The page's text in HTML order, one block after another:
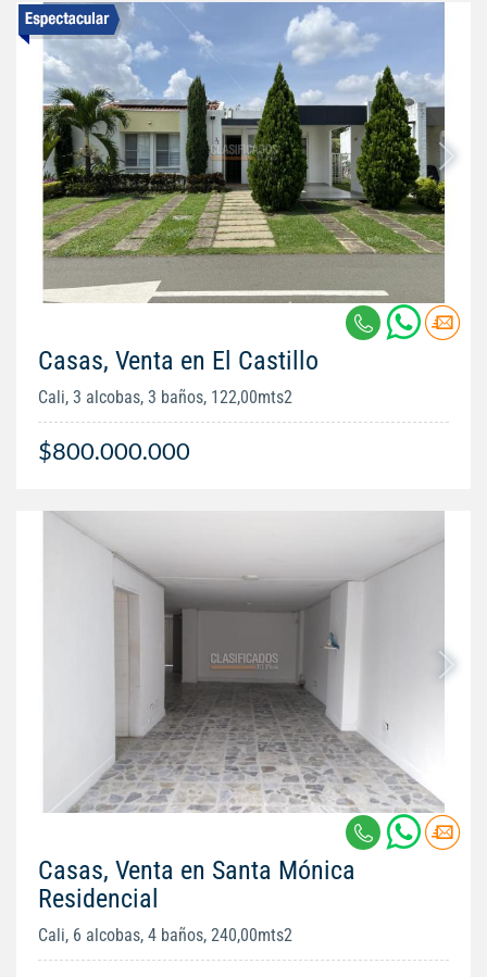
Casas, Venta en El Castillo
Cali, 3 alcobas, 3 baños, 122,00mts2
$800.000.000
Casas, Venta en Santa Mónica
Residencial
Cali, 6 alcobas, 4 baños, 240,00mts2